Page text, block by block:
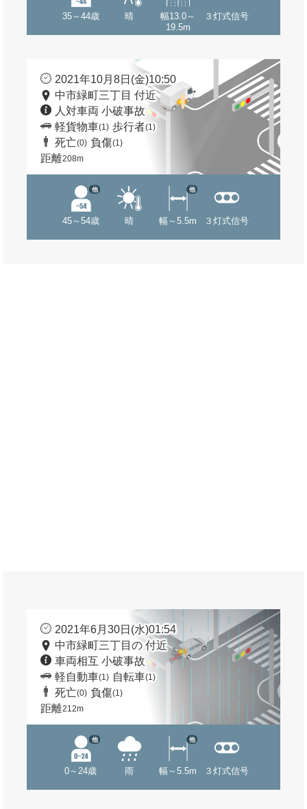
35～44歳 晴
幅13.0～
19.5m
３灯式信号
2021年10月8日(金)10:50
中市緑町三丁目 付近
人対車両 小破事故
軽貨物車(1) 歩行者(1)
死亡(0) 負傷(1)
距離208m
45～54歳
他
晴 幅～5.5m
他
３灯式信号
2021年6月30日(水)01:54
中市緑町三丁目の 付近
車両相互 小破事故
軽自動車(1) 自転車(1)
死亡(0) 負傷(1)
距離212m
0～24歳
他
雨 幅～5.5m
他
３灯式信号